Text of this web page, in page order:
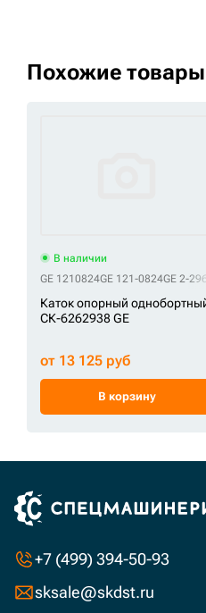
Похожие товары
В наличии
GE 1210824GE 121-0824GE 2-
Каток опорный
СК-6262938 GE
от 13 125 руб
В корзину
+7 (499) 394-50-93
sksale@skdst.ru